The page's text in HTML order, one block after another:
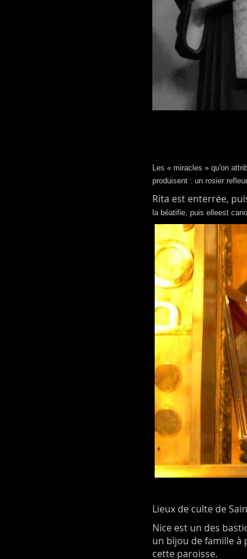
Les « miracles » qu'on
produisent : un rosier
Rita est enterrée,
labéatifie, puis elleest
Lieux de culte de
Nice est un des
un bijou de famille à
cette paroisse.